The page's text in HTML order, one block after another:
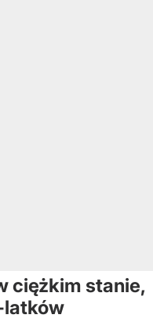
ciężkim stanie,
latków